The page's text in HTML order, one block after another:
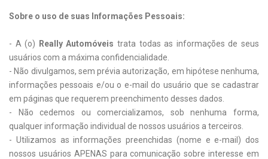
Sobre o uso de suas Informações Pessoais:
- A (o) Really Automóveis trata todas as informações de seus
usuários com a máxima confidencialidade.
- Não divulgamos, sem prévia autorização, em hipótese nenhuma,
informações pessoais e/ou o e-mail do usuário que se cadastrar
em páginas que requerem preenchimento desses dados.
- Não cedemos ou comercializamos, sob nenhuma forma,
qualquer informação individual de nossos usuários a terceiros.
- Utilizamos as informações preenchidas (nome e e-mail) dos
nossos usuários APENAS para comunicação sobre interesse em